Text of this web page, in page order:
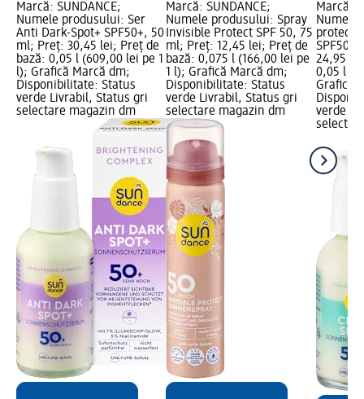
Marcă: SUNDANCE;
Numele produsului: Ser
Anti Dark-Spot+ SPF50+, 50
ml; Preț: 30,45 lei; Preț de
bază: 0,05 l (609,00 lei pe 1
l); Grafică Marcă dm;
Disponibilitate: Status
verde Livrabil, Status gri
selectare magazin dm
Marcă: SUNDANCE;
Numele produsului: Spray
Invisible Protect SPF 50, 75
ml; Preț: 12,45 lei; Preț de
bază: 0,075 l (166,00 lei pe
1 l); Grafică Marcă dm;
Disponibilitate: Status
verde Livrabil, Status gri
selectare magazin dm
Marcă:
Numele
24,95
0,05 l
Grafică
verde